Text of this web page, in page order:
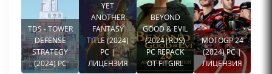
TDS - TOWER
DEFENSE
STRATEGY
(2024) PC
YET
ANOTHER
FANTASY
TITLE (2024)
PC |
ЛИЦЕНЗИЯ
BEYOND
GOOD & EVIL
(2024|RUS)
PC REPACK
ОТ FITGIRL
MOTOGP 24
(2024) PC |
ЛИЦЕНЗИЯ